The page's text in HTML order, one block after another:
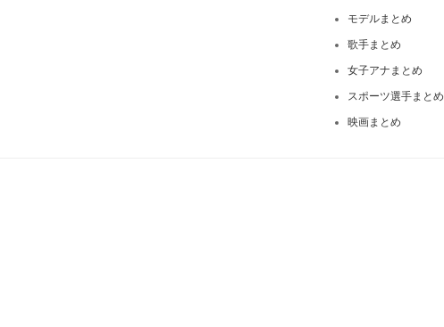
モデルまとめ
歌手まとめ
女子アナまとめ
スポーツ選手まとめ
映画まとめ